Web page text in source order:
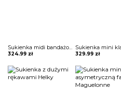
324.99 zł 329.99 zł